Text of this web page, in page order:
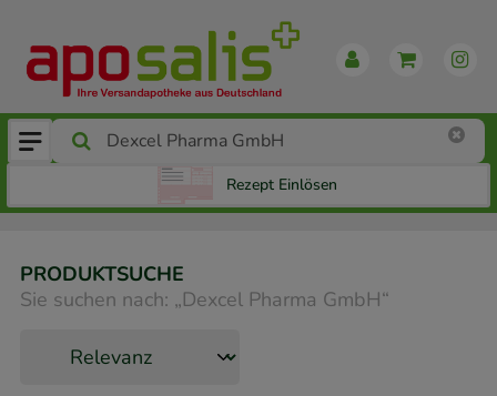
Rezept Einlösen
PRODUKTSUCHE
Sie suchen nach: „Dexcel Pharma GmbH“